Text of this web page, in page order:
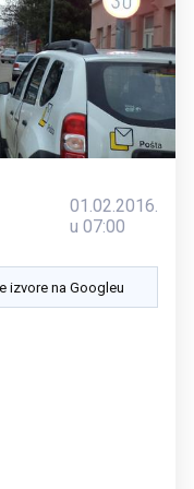
01.02.2016.
u 07:00
izvore na Googleu